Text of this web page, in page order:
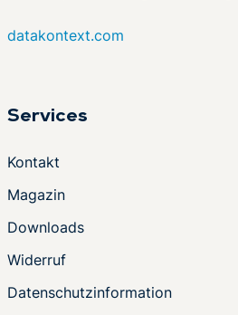
datakontext.com
Services
Kontakt
Magazin
Downloads
Widerruf
Datenschutzinformation